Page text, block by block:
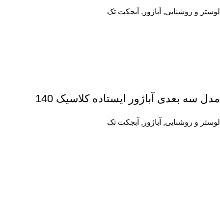
لوستر و روشنایی, آباژور , آبجکت تک
مدل سه بعدی آباژور ایستاده کلاسیک 140
لوستر و روشنایی, آباژور , آبجکت تک